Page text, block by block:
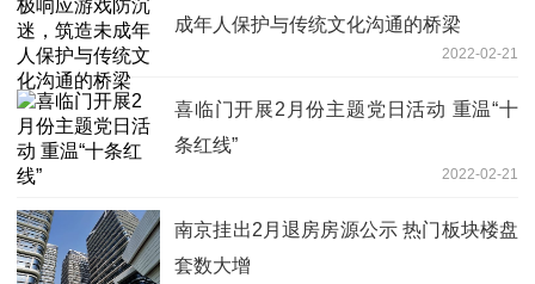
成年人保护与传统文化沟通的桥梁​
2022-02-21
喜临门开展2月份主题党日活动 重温“十
条红线”
2022-02-21
南京挂出2月退房房源公示 热门板块楼盘
套数大增